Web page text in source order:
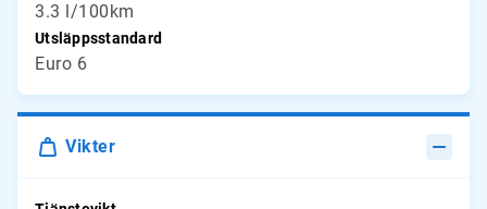
3.3 l/100km
Utsläppsstandard
Euro 6
Vikter